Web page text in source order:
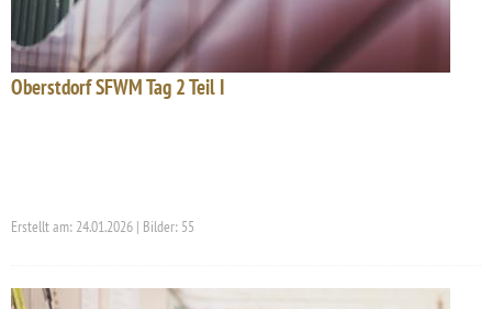
Oberstdorf SFWM Tag 2 Teil I
Erstellt am: 24.01.2026 | Bilder: 55